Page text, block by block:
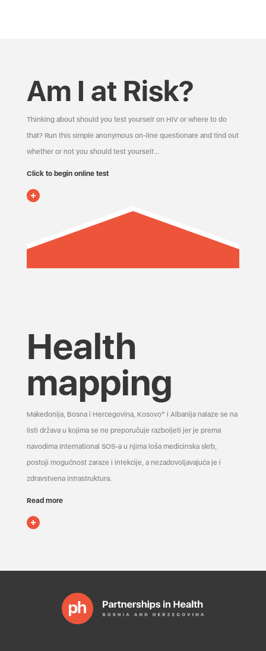
Am I at Risk?
Thinking about should you test yourself on HIV or where to do
that? Run this simple anonymous on-line questionare and find out
whether or not you should test yourself…
Click to begin online test
Health
mapping
Makedonija, Bosna i Hercegovina, Kosovo* i Albanija nalaze se na
listi država u kojima se ne preporučuje razboljeti jer je prema
navodima International SOS-a u njima loša medicinska skrb,
postoji mogućnost zaraze i infekcije, a nezadovoljavajuća je i
zdravstvena infrastruktura.
Read more